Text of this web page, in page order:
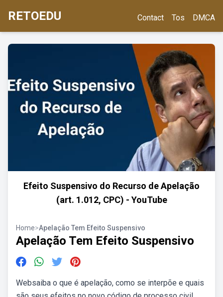
RETOEDU Contact Tos DMCA
Efeito Suspensivo do Recurso de Apelação
(art. 1.012, CPC) - YouTube
Home>Apelação Tem Efeito Suspensivo
Apelação Tem Efeito Suspensivo
Websaiba o que é apelação, como se interpõe e quais